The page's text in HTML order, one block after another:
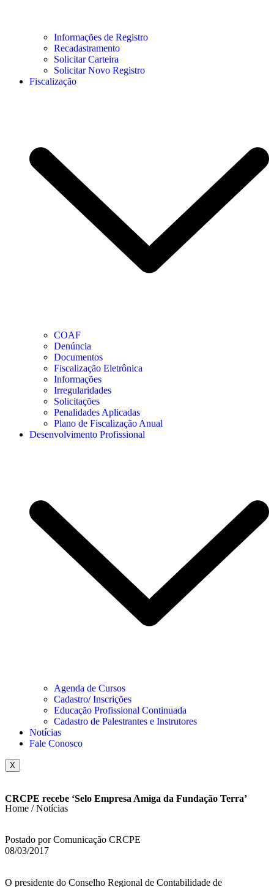
Informações de Registro
Recadastramento
Solicitar Carteira
Solicitar Novo Registro
Fiscalização
COAF
Denúncia
Documentos
Fiscalização Eletrônica
Informações
Irregularidades
Solicitações
Penalidades Aplicadas
Plano de Fiscalização Anual
Desenvolvimento Profissional
Agenda de Cursos
Cadastro/ Inscrições
Educação Profissional Continuada
Cadastro de Palestrantes e Instrutores
Notícias
Fale Conosco
X
CRCPE recebe ‘Selo Empresa Amiga da Fundação Terra’
Home / Notícias
Postado por Comunicação CRCPE
08/03/2017
O presidente do Conselho Regional de Contabilidade de